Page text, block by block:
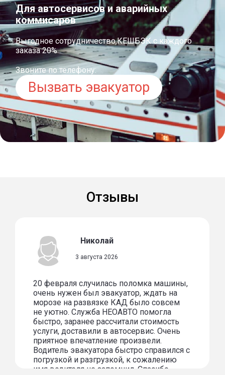
Для автосервисов и аварийных
коммисаров
Выгодное сотрудничество,КЕШБЭК с каждого
заказа 20%
Звоните по телефону:
Вызвать эвакуатор
Отзывы
Николай
3 августа 2026
20 февраля случилась поломка машины,
очень нужен был эвакуатор, ждать на
морозе на развязке КАД было совсем
не уютно. Служба НЕОАВТО помогла
быстро, заранее рассчитали стоимость
услуги, доставили в автосервис. Очень
приятное впечатление произвели.
Водитель эвакуатора быстро справился с
погрузкой и разгрузкой, к сожалению
имя водителя не запомнил. Спасибо